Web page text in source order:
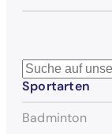
S
u
h
Sportarten
Badminton